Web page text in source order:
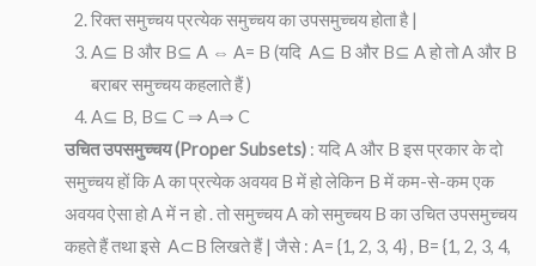
रिक्त समुच्चय प्रत्येक समुच्चय का उपसमुच्चय होता है |
A⊆ B और B⊆ A ⇔ A= B (यदि A⊆ B और B⊆ A हो तो A और B
बराबर समुच्चय कहलाते हैं )
A⊆ B, B⊆ C ⇒ A⇒ C
उचित उपसमुच्चय (Proper Subsets): यदि A और B इस प्रकार के दो
समुच्चय हों कि A का प्रत्येक अवयव B में हो लेकिन B में कम-से-कम एक
अवयव ऐसा हो A में न हो . तो समुच्चय A को समुच्चय B का उचित उपसमुच्चय
कहते हैं तथा इसे A⊂B लिखते हैं | जैसे : A= {1, 2, 3, 4} , B= {1, 2, 3, 4,